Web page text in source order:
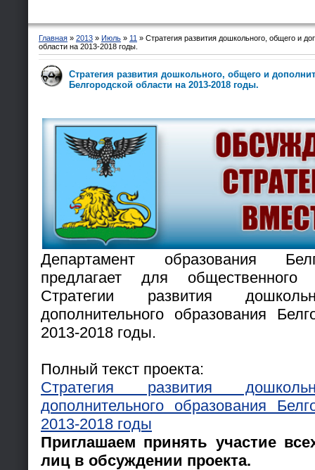
Главная » 2013 » Июль » 11 » Стратегия развития дошкольного, общего и
области на 2013-2018 годы.
Стратегия развития дошкольного, общего и
Белгородской области на 2013-2018 годы.
Департамент образования
предлагает для общественного
Стратегии развития
дополнительного образования
2013-2018 годы.
Полный текст проекта:
Стратегия развития
дополнительного образования
2013-2018 годы
Приглашаем принять участие
лиц в обсуждении проекта.